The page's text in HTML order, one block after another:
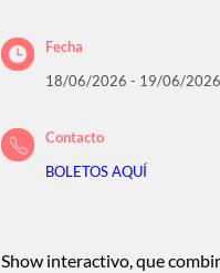
Fecha
18/06/2026 - 19/06/2026
Contacto
BOLETOS AQUÍ
Show interactivo, que